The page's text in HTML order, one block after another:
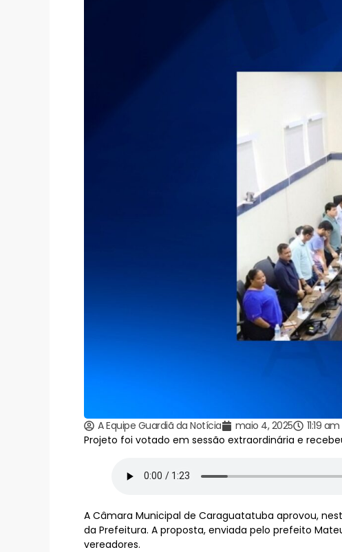
A Equipe Guardiã da Notícia maio 4, 2025
11:19 am
Projeto foi votado em sessão extraordinária e
A Câmara Municipal de Caraguatatuba aprovou,
da Prefeitura. A proposta, enviada pelo prefeito
vereadores.